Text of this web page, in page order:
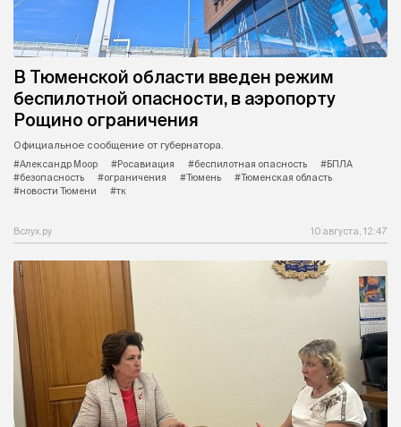
В Тюменской области введен режим
беспилотной опасности, в аэропорту
Рощино ограничения
Официальное сообщение от губернатора.
#Александр Моор
#Росавиация #беспилотная опасность
#БПЛА
#безопасность
#ограничения #Тюмень
#Тюменская область
#новости Тюмени
#тк
Вслух.ру 10 августа, 12:47